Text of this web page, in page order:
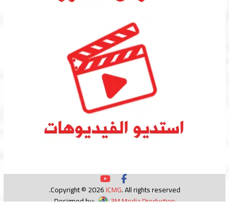
Copyright © 2026ICMG. All rights reserved.